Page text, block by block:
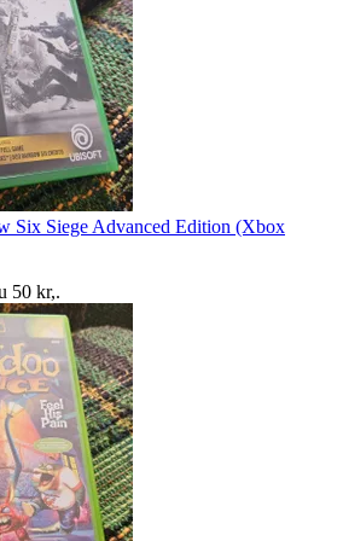
Six Siege Advanced Edition (Xbox
50 kr,.